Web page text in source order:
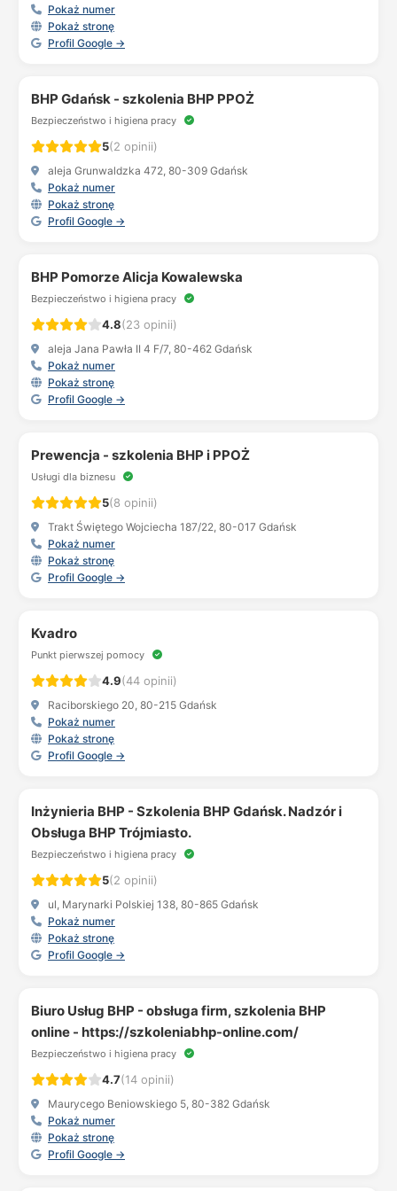
Pokaż numer
Pokaż stronę
Profil Google →
BHP Gdańsk - szkolenia BHP PPOŻ
Bezpieczeństwo i higiena pracy
5(2 opinii)
aleja Grunwaldzka 472, 80-309 Gdańsk
Pokaż numer
Pokaż stronę
Profil Google →
BHP Pomorze Alicja Kowalewska
Bezpieczeństwo i higiena pracy
4.8(23 opinii)
aleja Jana Pawła II 4 F/7, 80-462 Gdańsk
Pokaż numer
Pokaż stronę
Profil Google →
Prewencja - szkolenia BHP i PPOŻ
Usługi dla biznesu
5(8 opinii)
Trakt Świętego Wojciecha 187/22, 80-017 Gdańsk
Pokaż numer
Pokaż stronę
Profil Google →
Kvadro
Punkt pierwszej pomocy
4.9(44 opinii)
Raciborskiego 20, 80-215 Gdańsk
Pokaż numer
Pokaż stronę
Profil Google →
Inżynieria BHP - Szkolenia BHP Gdańsk. Nadzór i
Obsługa BHP Trójmiasto.
Bezpieczeństwo i higiena pracy
5(2 opinii)
ul, Marynarki Polskiej 138, 80-865 Gdańsk
Pokaż numer
Pokaż stronę
Profil Google →
Biuro Usług BHP - obsługa firm, szkolenia BHP
online - https://szkoleniabhp-online.com/
Bezpieczeństwo i higiena pracy
4.7(14 opinii)
Maurycego Beniowskiego 5, 80-382 Gdańsk
Pokaż numer
Pokaż stronę
Profil Google →